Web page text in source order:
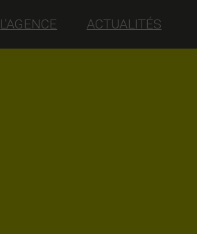
L'AGENCE ACTUALITÉS